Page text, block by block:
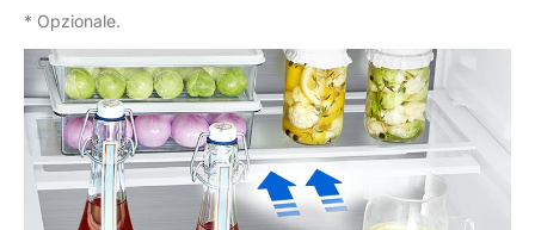
* Opzionale.